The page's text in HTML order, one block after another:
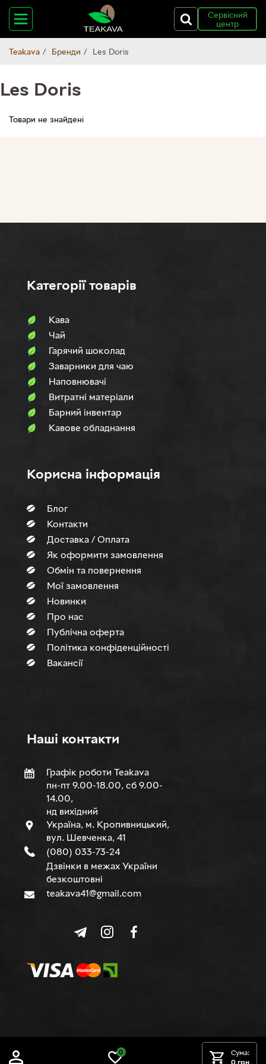
Сервісний
центр
0
Сума:
0 грн
Teakava Бренди Les Doris
Les Doris
Товари не знайдені
Категорії товарів
Кава
Чай
Гарячий шоколад
Заварники для чаю
Наповнювачi
Витратні матеріали
Барний інвентар
Кавове обладнання
Корисна інформація
Блог
Контакти
Доставка / Оплата
Як оформити замовлення
Обмін та повернення
Мої замовлення
Новинки
Про нас
Публічна оферта
Політика конфіденційності
Вакансії
Нашi контакти
Графік роботи Teakava
пн-пт 9.00-18.00, сб 9.00-
14.00,
нд вихідний
Україна, м. Кропивницький,
вул. Шевченка, 41
(080) 033-73-24
Дзвінки в межах України
безкоштовні
teakava41@gmail.com
© TEAKAVA, 2015-2026 р.